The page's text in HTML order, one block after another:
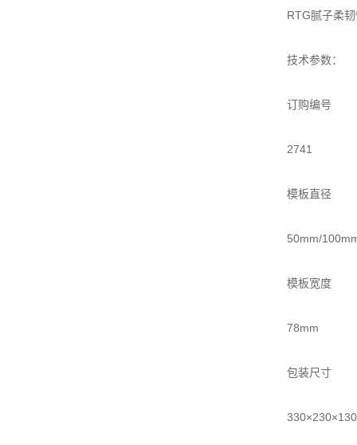
RTG腻子柔韧
技术参数：
订购编号
2741
模板直径
50mm/
模板宽度
78mm
包装尺寸